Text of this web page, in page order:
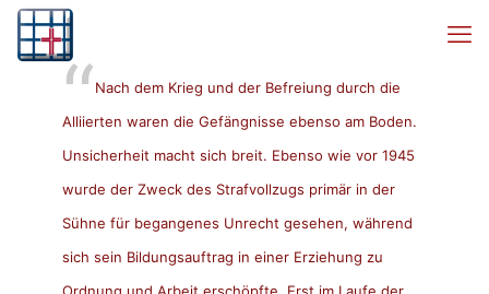
Nach dem Krieg und der Befreiung durch die
Alliierten waren die Gefängnisse ebenso am Boden.
Unsicherheit macht sich breit. Ebenso wie vor 1945
wurde der Zweck des Strafvollzugs primär in der
Sühne für begangenes Unrecht gesehen, während
sich sein Bildungsauftrag in einer Erziehung zu
Ordnung und Arbeit erschöpfte. Erst im Laufe der